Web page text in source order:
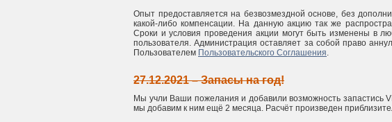
Опыт предоставляется на безвозмездной основе, без
какой-либо компенсации. На данную акцию так же
Сроки и условия проведения акции могут быть изменены в
пользователя. Администрация оставляет за собой право
Пользователем Пользовательского Соглашения.
27.12.2021 – Запасы на год!
Мы учли Ваши пожелания и добавили возможность запастись
мы добавим к ним ещё 2 месяца. Расчёт произведен